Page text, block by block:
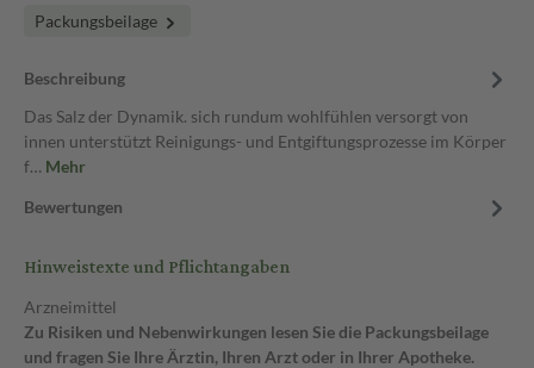
Packungsbeilage
Beschreibung
Das Salz der Dynamik. sich rundum wohlfühlen versorgt von
innen unterstützt Reinigungs- und Entgiftungsprozesse im Körper
f… Mehr
Bewertungen
Hinweistexte und Pflichtangaben
Arzneimittel
Zu Risiken und Nebenwirkungen lesen Sie die Packungsbeilage
und fragen Sie Ihre Ärztin, Ihren Arzt oder in Ihrer Apotheke.